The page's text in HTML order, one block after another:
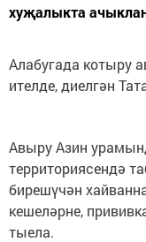
хуҗалыкта
Алабугада котыру
ителде, диелгән
Авыру Азин
территориясендә
бирешүчән
кешеләрне,
тыела.